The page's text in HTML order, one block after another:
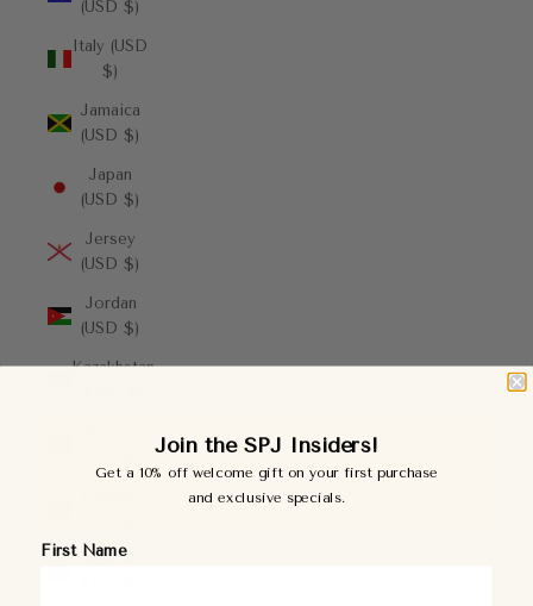
(USD $)
Italy (USD
$)
Jamaica
(USD $)
Japan
(USD $)
Jersey
(USD $)
Jordan
(USD $)
Kazakhstan
Kosovo
Join the SPJ Insiders!
Get a 10% off welcome gift on your first purchase
and exclusive specials.
First Name